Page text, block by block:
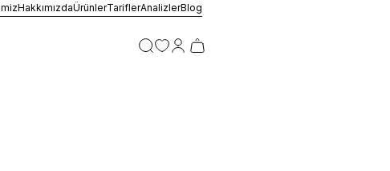
HakkımızdaÜrünlerTariflerAnalizlerBlog